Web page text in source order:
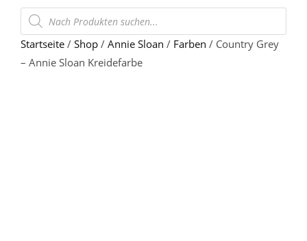
Startseite / Shop / Annie Sloan / Farben / Country Grey
– Annie Sloan Kreidefarbe